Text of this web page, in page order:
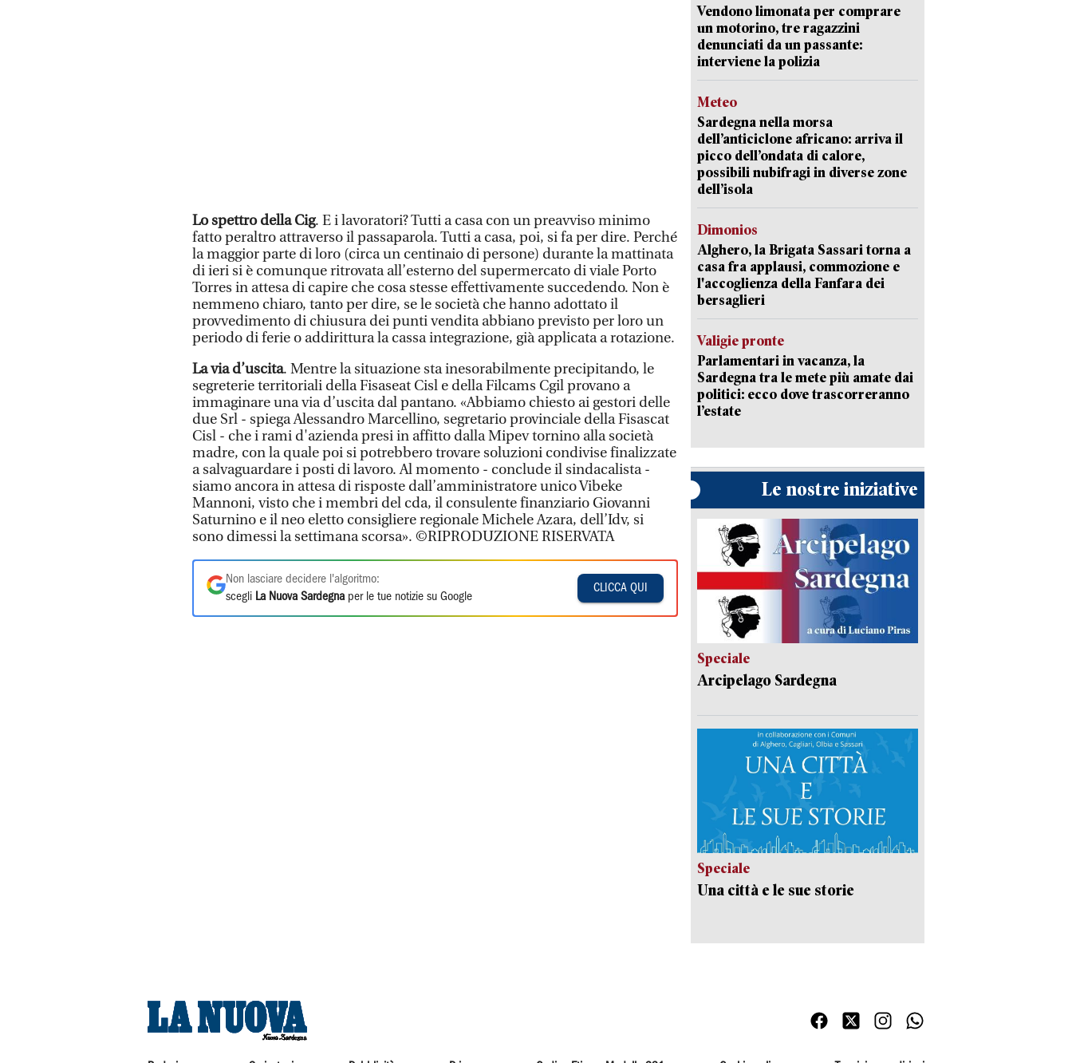
Lo spettro della Cig. E i lavoratori? Tutti a casa con un preavviso minimo
fatto peraltro attraverso il passaparola. Tutti a casa, poi, si fa per dire. Perché
la maggior parte di loro (circa un centinaio di persone) durante la mattinata
di ieri si è comunque ritrovata all’esterno del supermercato di viale Porto
Torres in attesa di capire che cosa stesse effettivamente succedendo. Non è
nemmeno chiaro, tanto per dire, se le società che hanno adottato il
provvedimento di chiusura dei punti vendita abbiano previsto per loro un
periodo di ferie o addirittura la cassa integrazione, già applicata a rotazione.
La via d’uscita. Mentre la situazione sta inesorabilmente precipitando, le
segreterie territoriali della Fisaseat Cisl e della Filcams Cgil provano a
immaginare una via d’uscita dal pantano. «Abbiamo chiesto ai gestori delle
due Srl - spiega Alessandro Marcellino, segretario provinciale della Fisascat
Cisl - che i rami d'azienda presi in affitto dalla Mipev tornino alla società
madre, con la quale poi si potrebbero trovare soluzioni condivise finalizzate
a salvaguardare i posti di lavoro. Al momento - conclude il sindacalista -
siamo ancora in attesa di risposte dall’amministratore unico Vibeke
Mannoni, visto che i membri del cda, il consulente finanziario Giovanni
Saturnino e il neo eletto consigliere regionale Michele Azara, dell’Idv, si
sono dimessi la settimana scorsa». ©RIPRODUZIONE RISERVATA
Non lasciare decidere l'algoritmo:
scegli La Nuova Sardegna per le tue notizie su Google
CLICCA QUI
Vendono limonata per comprare
un motorino, tre ragazzini
denunciati da un passante:
interviene la polizia
Meteo
Sardegna nella morsa
dell’anticiclone africano: arriva il
picco dell’ondata di calore,
possibili nubifragi in diverse zone
dell’isola
Dimonios
Alghero, la Brigata Sassari torna a
casa fra applausi, commozione e
l'accoglienza della Fanfara dei
bersaglieri
Valigie pronte
Parlamentari in vacanza, la
Sardegna tra le mete più amate dai
politici: ecco dove trascorreranno
l’estate
Le nostre iniziative
Speciale
Arcipelago Sardegna
Speciale
Una città e le sue storie